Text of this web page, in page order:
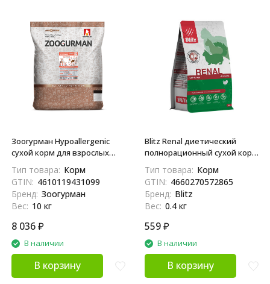
Зоогурман Hypoallergenic
сухой корм для взрослых
кг
Тип товара: Корм
GTIN: 4610119431099
Бренд: Зоогурман
Вес: 10 кг
8 036₽
В наличии
В корзину
Blitz Renal диетический
полнорационный сухой корм
хронической почечной
недостаточности - 400 г
Тип товара: Корм
GTIN: 4660270572865
Бренд: Blitz
Вес: 0.4 кг
559₽
В наличии
В корзину